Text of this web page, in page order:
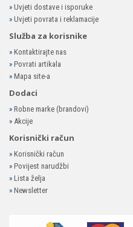
» Uvjeti dostave i isporuke
» Uvjeti povrata i reklamacije
Služba za korisnike
» Kontaktirajte nas
» Povrati artikala
» Mapa site-a
Dodaci
» Robne marke (brandovi)
» Akcije
Korisnički račun
» Korisnički račun
» Povijest narudžbi
» Lista želja
» Newsletter